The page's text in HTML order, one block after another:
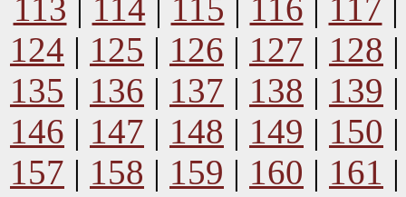
113 | 114 | 115 | 116 | 117
124 | 125 | 126 | 127 | 128
135 | 136 | 137 | 138 | 139
146 | 147 | 148 | 149 | 150
157 | 158 | 159 | 160 | 161